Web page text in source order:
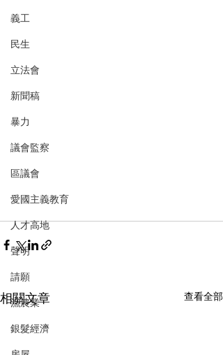
義工
民生
立法會
新聞稿
暴力
議會監察
區議會
愛國主義教育
人才高地
聲明
請願
漁農業
銀髮經濟
相關文章 查看全部